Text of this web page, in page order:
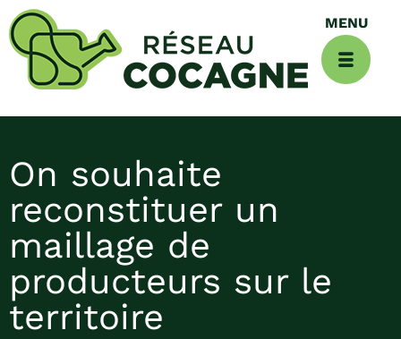
On souhaite
reconstituer un
maillage de
producteurs sur le
territoire